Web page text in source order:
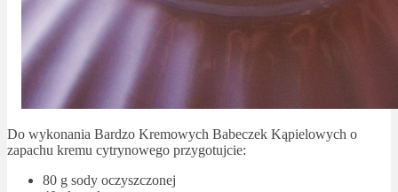
Do wykonania Bardzo Kremowych Babeczek Kąpielowych o
zapachu kremu cytrynowego przygotujcie:
80 g sody oczyszczonej